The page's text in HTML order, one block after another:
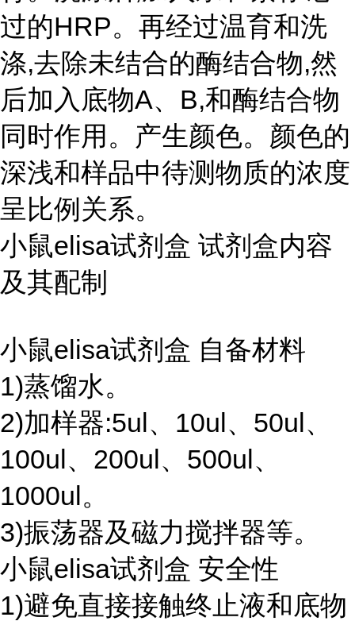
过的HRP。再经过温育和洗
涤,去除未结合的酶结合物,然
后加入底物A、B,和酶结合物
同时作用。产生颜色。颜色的
深浅和样品中待测物质的浓度
呈比例关系。
小鼠elisa试剂盒 试剂盒内容
及其配制
小鼠elisa试剂盒 自备材料
1)蒸馏水。
2)加样器:5ul、10ul、50ul、
100ul、200ul、500ul、
1000ul。
3)振荡器及磁力搅拌器等。
小鼠elisa试剂盒 安全性
1)避免直接接触终止液和底物